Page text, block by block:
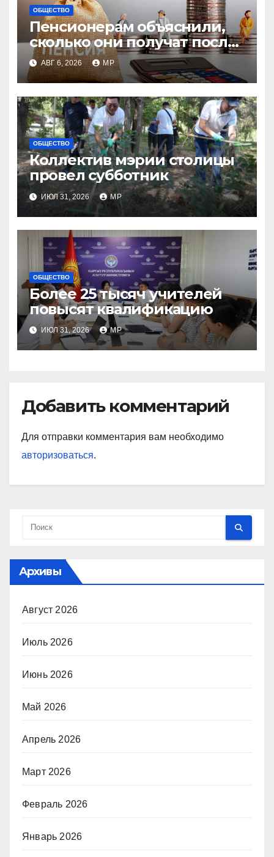
ОБЩЕСТВО
Пенсионерам объяснили,
сколько они получат после
индексации
АВГ 6, 2026 MP
ОБЩЕСТВО
Коллектив мэрии столицы
провел субботник
ИЮЛ 31, 2026 MP
ОБЩЕСТВО
Более 25 тысяч учителей
повысят квалификацию
ИЮЛ 31, 2026 MP
Добавить комментарий
Для отправки комментария вам необходимо
авторизоваться.
Архивы
Август 2026
Июль 2026
Июнь 2026
Май 2026
Апрель 2026
Март 2026
Февраль 2026
Январь 2026